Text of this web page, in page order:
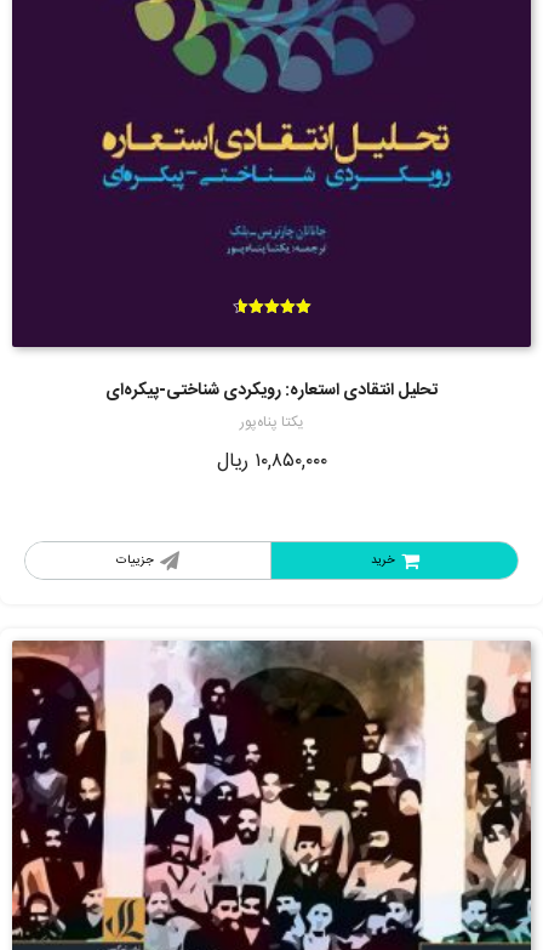
تحلیل انتقادی استعاره: رویکردی شناختی-پیکره‌ای
یکتا پناه‌پور
۱۰,۸۵۰,۰۰۰ ریال
جزییات خرید